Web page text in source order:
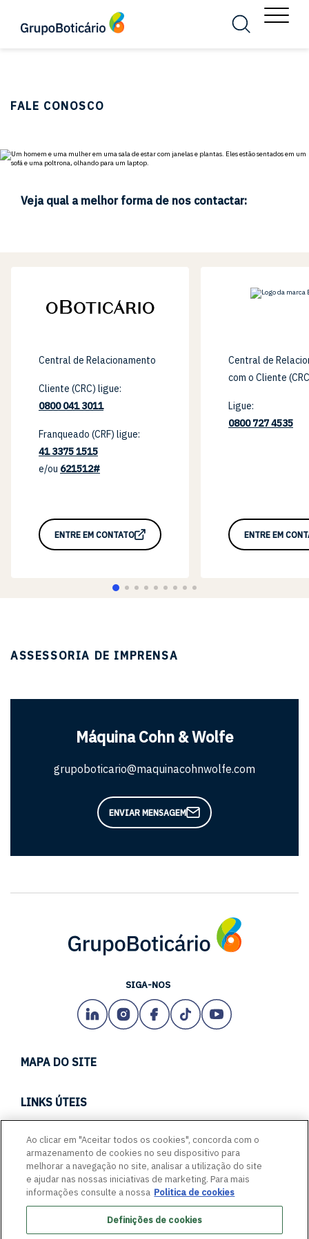
Busca Menu
FALE CONOSCO
Veja qual a melhor forma de nos contactar:
Central de Relacionamento
Cliente (CRC) ligue:
0800 041 3011
Franqueado (CRF) ligue:
41 3375 1515
e/ou 621512#
ENTRE EM CONTATO
Central de
com o Cliente
Ligue:
0800 727 4535
ENTRE EM
ASSESSORIA DE IMPRENSA
Máquina Cohn & Wolfe
grupoboticario@maquinacohnwolfe.com
ENVIAR MENSAGEM
SIGA-NOS
ACESSIBILIDADE
QUEM SOMOS
MAPA DO SITE
CARREIRAS
EMPREENDA CONOSCO
FALE COM A GENTE
LINKS ÚTEIS
PORTAL DE FORNECEDORES
GLASSDOOR
Ao clicar em "Aceitar todos os cookies", concorda com o
armazenamento de cookies no seu dispositivo para
melhorar a navegação no site, analisar a utilização do site
e ajudar nas nossas iniciativas de marketing. Para mais
informações consulte a nossa Politica de cookies
Definições de cookies